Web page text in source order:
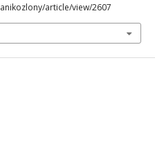
article/view/2607